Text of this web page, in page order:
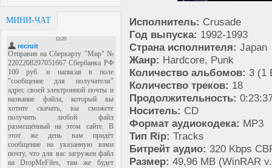
МИНИ-ЧАТ Исполнитель: Crusade
Год выпуска: 1992-1993
Страна исполнителя: Japan
Жанр: Hardcore, Punk
Количество альбомов: 3 (1
Количество треков: 18
Продолжительность:
Носитель: CD
Формат аудиокодека: MP3
Тип Rip: Tracks
Битрейт аудио: 320 Kbps
Размер: 49,96 MB (WinRAR